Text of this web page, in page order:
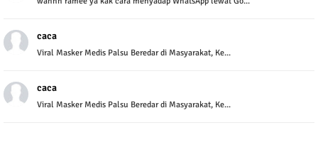
caca
Viral Masker Medis Palsu Beredar di Masyarakat, Ke...
caca
Viral Masker Medis Palsu Beredar di Masyarakat, Ke...